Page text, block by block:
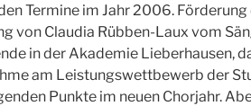
Termine im Jahr 2006.
von Claudia Rübben-Laux vom
in der Akademie Lieberhausen,
am Leistungswettbewerb der
Punkte im neuen Chorjahr.